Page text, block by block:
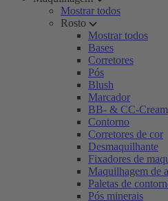
Mostrar todos
Rosto
Mostrar todos
Bases
Corretores
Pós
Blush
Marcador
BB- & CC-Cream
Contorno
Corretores de cor
Desmaquilhante
Fixadores de
Maquilhagem de
Paletas de
Pós minerais